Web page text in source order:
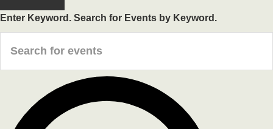
Enter Keyword. Search for Events by Keyword.